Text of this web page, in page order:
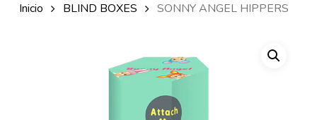
Inicio BLIND BOXES SONNY ANGEL HIPPERS